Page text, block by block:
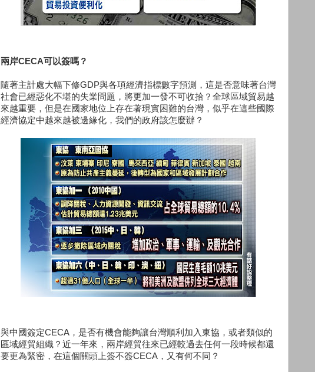
兩岸CECA可以簽嗎？
隨著主計處大幅下修GDP與各項經濟指標數字預測，這是否意味著台灣
社會已經惡化不堪的失業問題，將更加一發不可收拾？全球區域貿易越
來越重要，但是在國家地位上存在著現實困難的台灣，似乎在這些國際
經濟協定中越來越被邊緣化，我們的政府該怎麼辦？
與中國簽定CECA，是否有機會能夠讓台灣順利加入東協，或者類似的
區域經貿組織？近一年來，兩岸經貿往來已經較過去任何一段時候都還
要更為緊密，在這個關頭上簽不簽CECA，又有何不同？